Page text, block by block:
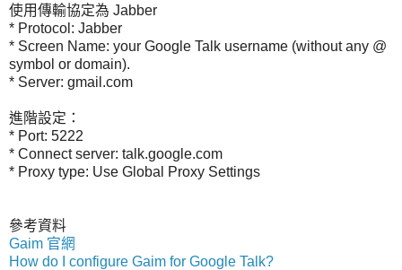
使用傳輸協定為 Jabber
* Protocol: Jabber
* Screen Name: your Google Talk username (without any @
symbol or domain).
* Server: gmail.com
進階設定：
* Port: 5222
* Connect server: talk.google.com
* Proxy type: Use Global Proxy Settings
參考資料
Gaim 官網
How do I configure Gaim for Google Talk?